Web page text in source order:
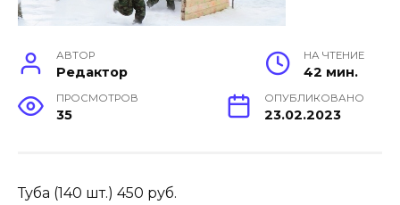
АВТОР
Редактор
НА ЧТЕНИЕ
42 мин.
ПРОСМОТРОВ
35
ОПУБЛИКОВАНО
23.02.2023
Туба (140 шт.) 450 руб.